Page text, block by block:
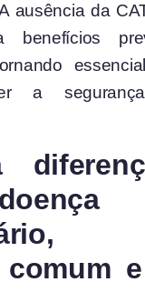
ausência da
a
comum